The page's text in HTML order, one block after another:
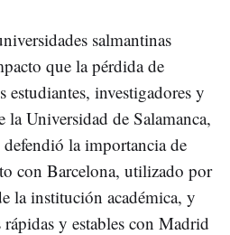
salmantinas
que la pérdida de
estudiantes, investigadores y
la Universidad de Salamanca,
la importancia de
con Barcelona, utilizado por
la institución académica, y
y estables con Madrid